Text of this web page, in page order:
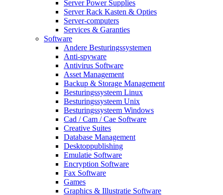
Server Power Supplies
Server Rack Kasten & Opties
Server-computers
Services & Garanties
Software
Andere Besturingssystemen
Anti-spyware
Antivirus Software
Asset Management
Backup & Storage Management
Besturingssysteem Linux
Besturingssysteem Unix
Besturingssysteem Windows
Cad / Cam / Cae Software
Creative Suites
Database Management
Desktoppublishing
Emulatie Software
Encryption Software
Fax Software
Games
Graphics & Illustratie Software